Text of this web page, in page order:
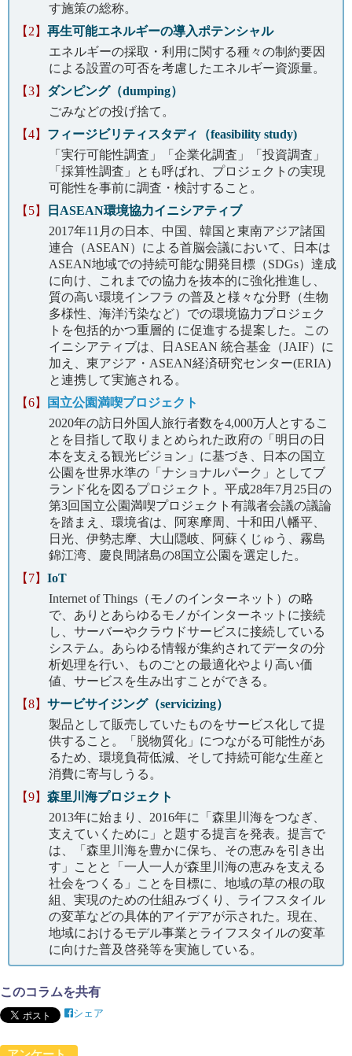
す施策の総称。
【2】 再生可能エネルギーの導入ポテンシャル
エネルギーの採取・利用に関する種々の制約要因
による設置の可否を考慮したエネルギー資源量。
【3】 ダンピング（dumping）
ごみなどの投げ捨て。
【4】 フィージビリティスタディ（feasibility study)
「実行可能性調査」「企業化調査」「投資調査」
「採算性調査」とも呼ばれ、プロジェクトの実現
可能性を事前に調査・検討すること。
【5】
日ASEAN環境協力イニシアティブ
2017年11月の日本、中国、韓国と東南アジア諸国
連合（ASEAN）による首脳会議において、日本は
ASEAN地域での持続可能な開発目標（SDGs）達成
に向け、これまでの協力を抜本的に強化推進し、
質の高い環境インフラ の普及と様々な分野（生物
多様性、海洋汚染など）での環境協力プロジェク
トを包括的かつ重層的 に促進する提案した。この
イニシアティブは、日ASEAN 統合基金（JAIF）に
加え、東アジア・ASEAN経済研究センター(ERIA)
と連携して実施される。
【6】
国立公園満喫プロジェクト
2020年の訪日外国人旅行者数を4,000万人とするこ
とを目指して取りまとめられた政府の「明日の日
本を支える観光ビジョン」に基づき、日本の国立
公園を世界水準の「ナショナルパーク」としてブ
ランド化を図るプロジェクト。平成28年7月25日の
第3回国立公園満喫プロジェクト有識者会議の議論
を踏まえ、環境省は、阿寒摩周、十和田八幡平、
日光、伊勢志摩、大山隠岐、阿蘇くじゅう、霧島
錦江湾、慶良間諸島の8国立公園を選定した。
【7】 IoT
Internet of Things（モノのインターネット）の略
で、ありとあらゆるモノがインターネットに接続
し、サーバーやクラウドサービスに接続している
システム。あらゆる情報が集約されてデータの分
析処理を行い、ものごとの最適化やより高い価
値、サービスを生み出すことができる。
【8】 サービサイジング（servicizing）
製品として販売していたものをサービス化して提
供すること。「脱物質化」につながる可能性があ
るため、環境負荷低減、そして持続可能な生産と
消費に寄与しうる。
【9】 森里川海プロジェクト
2013年に始まり、2016年に「森里川海をつなぎ、
支えていくために」と題する提言を発表。提言で
は、「森里川海を豊かに保ち、その恵みを引き出
す」ことと「一人一人が森里川海の恵みを支える
社会をつくる」ことを目標に、地域の草の根の取
組、実現のための仕組みづくり、ライフスタイル
の変革などの具体的アイデアが示された。現在、
地域におけるモデル事業とライフスタイルの変革
に向けた普及啓発等を実施している。
このコラムを共有
シェア